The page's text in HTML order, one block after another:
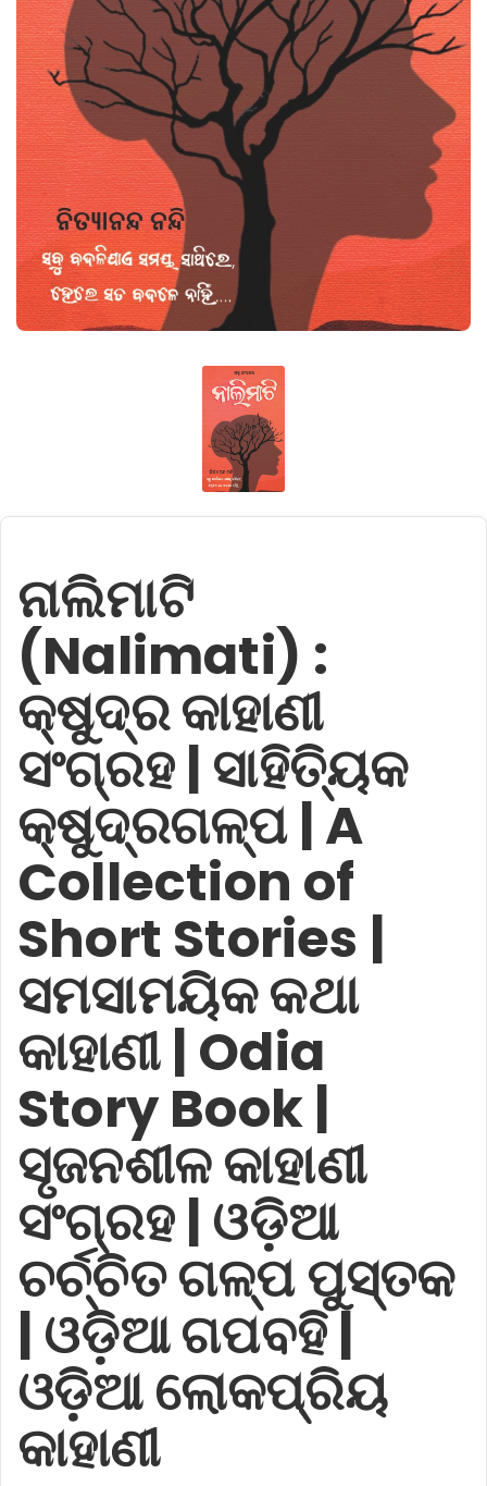
ନାଲିମାଟି
(Nalimati) :
କ୍ଷୁଦ୍ର କାହାଣୀ
ସଂଗ୍ରହ | ସାହିତ୍ୟିକ
କ୍ଷୁଦ୍ରଗଳ୍ପ | A
Collection of
Short Stories |
ସମସାମୟିକ କଥା
କାହାଣୀ | Odia
Story Book |
ସୃଜନଶୀଳ କାହାଣୀ
ସଂଗ୍ରହ | ଓଡ଼ିଆ
ଚର୍ଚ୍ଚିତ ଗଳ୍ପ ପୁସ୍ତକ
| ଓଡ଼ିଆ ଗପବହି |
ଓଡ଼ିଆ ଲୋକପ୍ରିୟ
କାହାଣୀ